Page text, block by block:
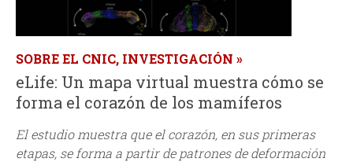
SOBRE EL CNIC, INVESTIGACIÓN
eLife: Un mapa virtual muestra cómo se
forma el corazón de los mamíferos
El estudio muestra que el corazón, en sus primeras
etapas, se forma a partir de patrones de deformación